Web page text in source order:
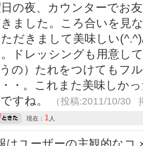
の夜、カウンターでお
ました。ころ合いを見
だきまして美味しい
ドレッシングも用意し
うの）たれをつけてもフ
・。これまた美味しか
すね。
（投稿:2011/10/30
現在： 1人